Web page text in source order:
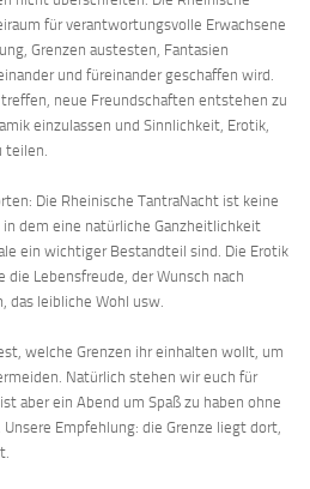
für verantwortungsvolle Erwachsene
Grenzen austesten, Fantasien
und füreinander geschaffen wird.
neue Freundschaften entstehen zu
einzulassen und Sinnlichkeit, Erotik,
teilen.
Die Rheinische TantraNacht ist keine
dem eine natürliche Ganzheitlichkeit
ein wichtiger Bestandteil sind. Die Erotik
Lebensfreude, der Wunsch nach
das leibliche Wohl usw.
welche Grenzen ihr einhalten wollt, um
Natürlich stehen wir euch für
aber ein Abend um Spaß zu haben ohne
Empfehlung: die Grenze liegt dort,